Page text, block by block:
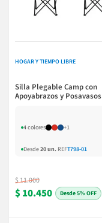
HOGAR Y TIEMPO LIBRE
Silla Plegable Camp con
Apoyabrazos y Posavasos
4 colores +1
Desde20 un. REFT798-01
$ 11.000
$ 10.450 5% OFF